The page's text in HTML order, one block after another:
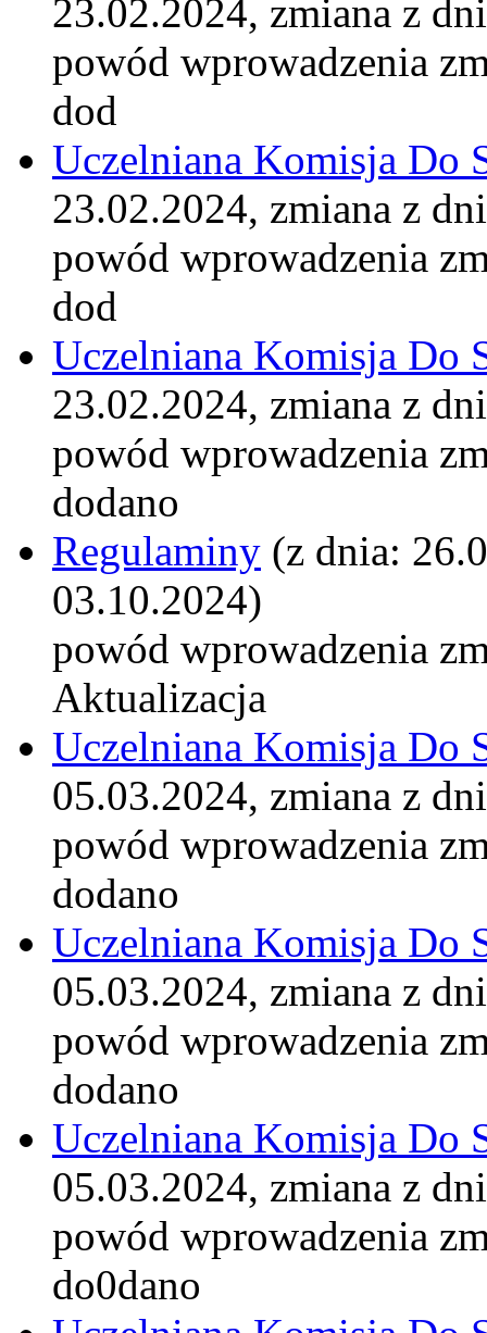
23.02.2024, zmiana z
powód wprowadzenia
dod
Uczelniana Komisja Do
23.02.2024, zmiana z
powód wprowadzenia
dod
Uczelniana Komisja Do
23.02.2024, zmiana z
powód wprowadzenia
dodano
Regulaminy (z dnia:
03.10.2024)
powód wprowadzenia
Aktualizacja
Uczelniana Komisja Do
05.03.2024, zmiana z
powód wprowadzenia
dodano
Uczelniana Komisja Do
05.03.2024, zmiana z
powód wprowadzenia
dodano
Uczelniana Komisja Do
05.03.2024, zmiana z
powód wprowadzenia
do0dano